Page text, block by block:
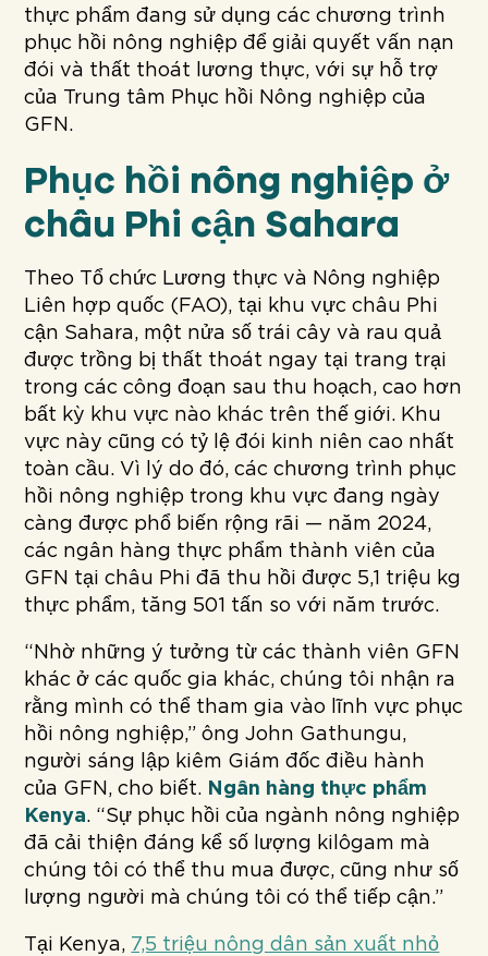
thực phẩm đang sử dụng các chương trình
phục hồi nông nghiệp để giải quyết vấn nạn
đói và thất thoát lương thực, với sự hỗ trợ
của Trung tâm Phục hồi Nông nghiệp của
GFN.
Phục hồi nông nghiệp ở
châu Phi cận Sahara
Theo Tổ chức Lương thực và Nông nghiệp
Liên hợp quốc (FAO), tại khu vực châu Phi
cận Sahara, một nửa số trái cây và rau quả
được trồng bị thất thoát ngay tại trang trại
trong các công đoạn sau thu hoạch, cao hơn
bất kỳ khu vực nào khác trên thế giới. Khu
vực này cũng có tỷ lệ đói kinh niên cao nhất
toàn cầu. Vì lý do đó, các chương trình phục
hồi nông nghiệp trong khu vực đang ngày
càng được phổ biến rộng rãi — năm 2024,
các ngân hàng thực phẩm thành viên của
GFN tại châu Phi đã thu hồi được 5,1 triệu kg
thực phẩm, tăng 501 tấn so với năm trước.
“Nhờ những ý tưởng từ các thành viên GFN
khác ở các quốc gia khác, chúng tôi nhận ra
rằng mình có thể tham gia vào lĩnh vực phục
hồi nông nghiệp,” ông John Gathungu,
người sáng lập kiêm Giám đốc điều hành
của GFN, cho biết. Ngân hàng thực phẩm
Kenya. “Sự phục hồi của ngành nông nghiệp
đã cải thiện đáng kể số lượng kilôgam mà
chúng tôi có thể thu mua được, cũng như số
lượng người mà chúng tôi có thể tiếp cận.”
Tại Kenya, 7,5 triệu nông dân sản xuất nhỏ